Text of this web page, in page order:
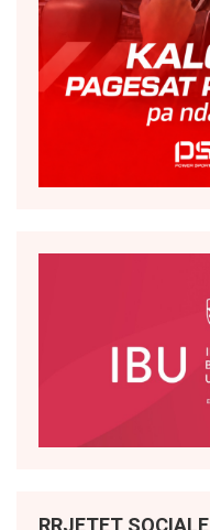
RRJETET SOCIALE